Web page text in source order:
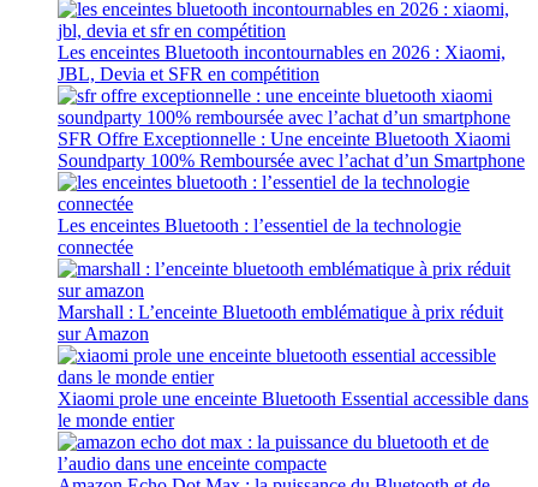
Les enceintes Bluetooth incontournables en 2026 : Xiaomi,
JBL, Devia et SFR en compétition
SFR Offre Exceptionnelle : Une enceinte Bluetooth Xiaomi
Soundparty 100% Remboursée avec l’achat d’un Smartphone
Les enceintes Bluetooth : l’essentiel de la technologie
connectée
Marshall : L’enceinte Bluetooth emblématique à prix réduit
sur Amazon
Xiaomi prole une enceinte Bluetooth Essential accessible dans
le monde entier